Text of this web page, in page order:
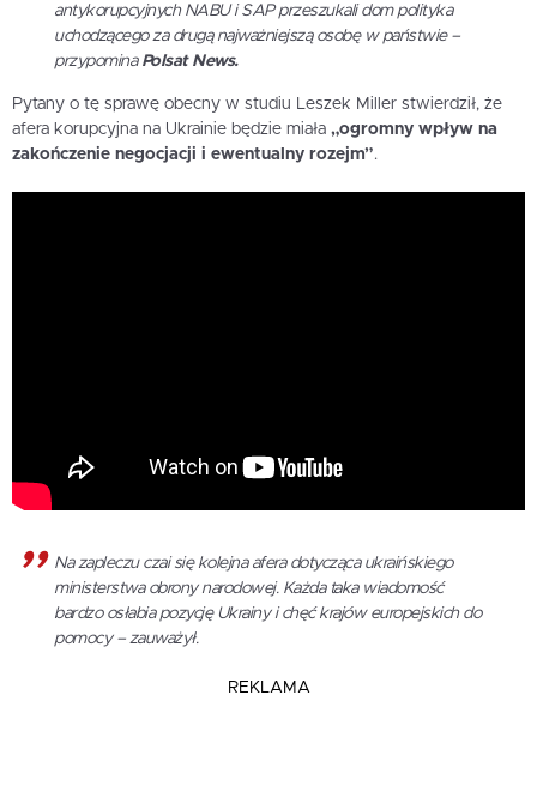
antykorupcyjnych NABU i SAP przeszukali dom polityka
uchodzącego za drugą najważniejszą osobę w państwie –
przypomina Polsat News.
Pytany o tę sprawę obecny w studiu Leszek Miller stwierdził, że
afera korupcyjna na Ukrainie będzie miała „ogromny wpływ na
zakończenie negocjacji i ewentualny rozejm”.
Na zapleczu czai się kolejna afera dotycząca ukraińskiego
ministerstwa obrony narodowej. Każda taka wiadomość
bardzo osłabia pozycję Ukrainy i chęć krajów europejskich do
pomocy – zauważył.
REKLAMA